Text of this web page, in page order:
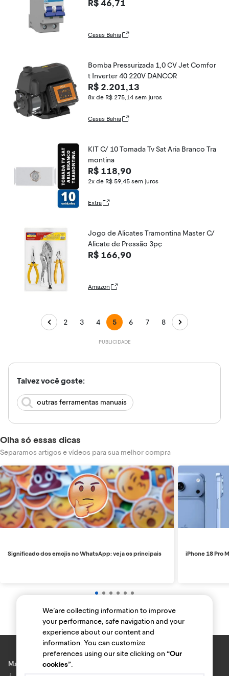
R$ 46,71
Casas Bahia
Bomba Pressurizada 1,0 CV Jet Comfor
t Inverter 40 220V DANCOR
R$ 2.201,13
8x de R$ 275,14 sem juros
Casas Bahia
KIT C/ 10 Tomada Tv Sat Aria Branco Tra
montina
R$ 118,90
2x de R$ 59,45 sem juros
Extra
Jogo de Alicates Tramontina Master C/
Alicate de Pressão 3pç
R$ 166,90
Amazon
2 3 4 5 6 7 8
Talvez você goste:
outras ferramentas manuais
Olha só essas dicas
Separamos artigos e vídeos para sua melhor compra
Significado dos emojis no WhatsApp: veja os principais iPhone 18 Pro
Marcas e lojas
We’are collecting information to improve
your performance, safe navigation and your
experience about our content and
information. You can customize
preferences using our site clicking on“Our
cookies”.